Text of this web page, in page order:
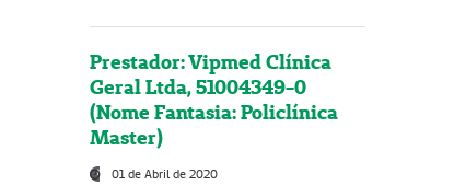
Prestador: Vipmed Clínica
Geral Ltda, 51004349-0
(Nome Fantasia: Policlínica
Master)
01 de Abril de 2020